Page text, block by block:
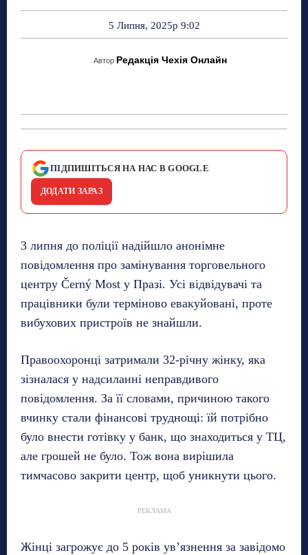
5 Липня, 2025р 9:02
Автор Редакція Чехія Онлайн
ПІДПИШІТЬСЯ НА НАС В GOOGLE
ДОДАТИ ЗАРАЗ
3 липня до поліції надійшло анонімне
повідомлення про замінування торговельного
центру Černý Most у Празі. Усі відвідувачі та
працівники були терміново евакуйовані, проте
вибухових пристроїв не знайшли.
Правоохоронці затримали 32-річну жінку, яка
зізналася у надсиланні неправдивого
повідомлення. За її словами, причиною такого
вчинку стали фінансові труднощі: їй потрібно
було внести готівку у банк, що знаходиться у ТЦ,
але грошей не було. Тож вона вирішила
тимчасово закрити центр, щоб уникнути цього.
РЕКЛАМА
Жінці загрожує до 5 років ув’язнення за завідомо